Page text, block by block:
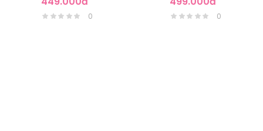
0 0